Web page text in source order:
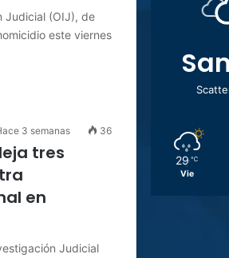
Judicial (OIJ), de
este viernes
3 semanas 36
tres
en
Judicial
29 ℃
Vie